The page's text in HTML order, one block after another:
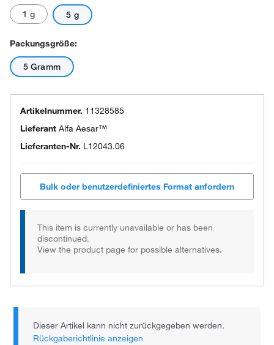
1 g 5 g
Packungsgröße:
5 Gramm
Artikelnummer. 11328585
Lieferant Alfa Aesar™
Lieferanten-Nr. L12043.06
Bulk oder benutzerdefiniertes Format anfordern
This item is currently unavailable or has been
discontinued.
View the product page for possible alternatives.
Dieser Artikel kann nicht zurückgegeben werden.
Rückgaberichtlinie anzeigen